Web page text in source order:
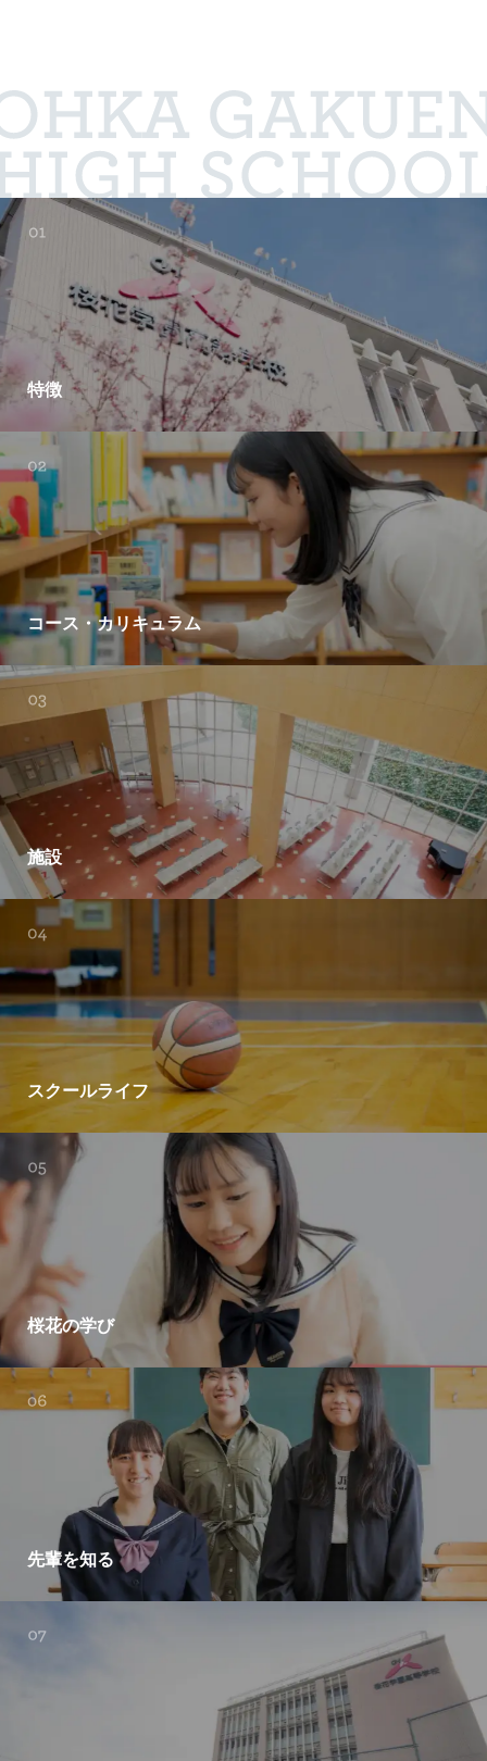
特徴
コース・カリキュラム
施設
スクールライフ
桜花の学び
先輩を知る